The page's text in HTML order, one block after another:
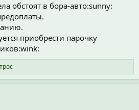
обстоят в бора-авто:sunny:
приобрести парочку